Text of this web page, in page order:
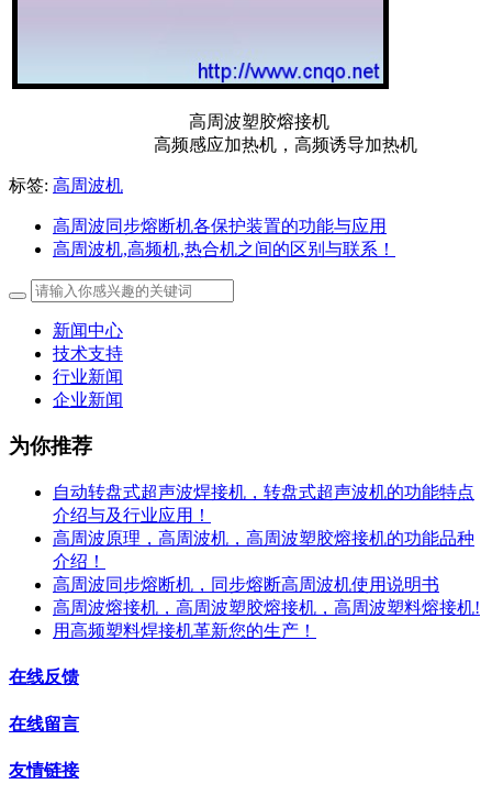
高周波塑胶熔接机
高频感应加热机，高频诱导加热机
标签: 高周波机
高周波同步熔断机各保护装置的功能与应用
高周波机,高频机,热合机之间的区别与联系！
新闻中心
技术支持
行业新闻
企业新闻
为你推荐
自动转盘式超声波焊接机，转盘式超声波机的功能特点
介绍与及行业应用！
高周波原理，高周波机，高周波塑胶熔接机的功能品种
介绍！
高周波同步熔断机，同步熔断高周波机使用说明书
高周波熔接机，高周波塑胶熔接机，高周波塑料熔接机!
用高频塑料焊接机革新您的生产！
在线反馈
在线留言
友情链接